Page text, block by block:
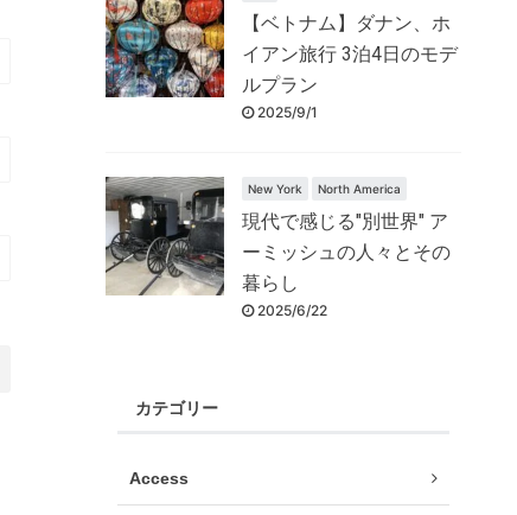
【ベトナム】ダナン、ホ
イアン旅行 3泊4日のモデ
ルプラン
2025/9/1
New York North America
現代で感じる"別世界" ア
ーミッシュの人々とその
暮らし
2025/6/22
カテゴリー
Access